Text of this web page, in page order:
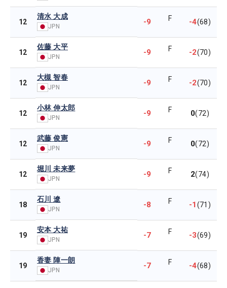
12
清水 大成
JPN -9 F -4(68)
12
佐藤 大平
JPN -9 F -2(70)
12
大槻 智春
JPN -9 F -2(70)
12
小林 伸太郎
JPN -9 F 0(72)
12
武藤 俊憲
JPN -9 F 0(72)
12
堀川 未来夢
JPN -9 F 2(74)
18
石川 遼
JPN -8 F -1(71)
19
安本 大祐
JPN -7 F -3(69)
19
香妻 陣一朗
JPN -7 F -4(68)